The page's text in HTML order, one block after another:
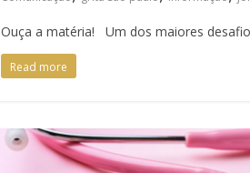
Ouça a matéria! Um dos maiores
Read more